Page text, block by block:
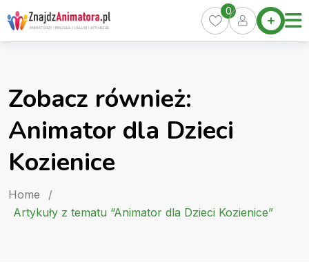
Skip
to
content
Home
Oferty
Kurs
0
Zobacz również:
Animator dla Dzieci
Kozienice
Home
/
Artykuły z tematu “Animator dla Dzieci Kozienice”